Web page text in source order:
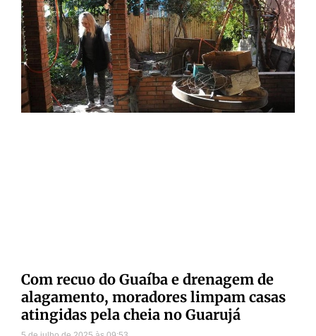
Com recuo do Guaíba e drenagem de
alagamento, moradores limpam casas
atingidas pela cheia no Guarujá